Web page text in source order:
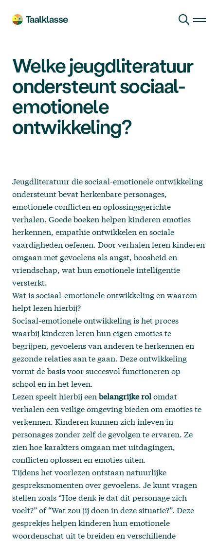
Welke jeugdliteratuur
ondersteunt sociaal-
emotionele
ontwikkeling?
Jeugdliteratuur die sociaal-emotionele ontwikkeling
ondersteunt bevat herkenbare personages,
emotionele conflicten en oplossingsgerichte
verhalen. Goede boeken helpen kinderen emoties
herkennen, empathie ontwikkelen en sociale
vaardigheden oefenen. Door verhalen leren kinderen
omgaan met gevoelens als angst, boosheid en
vriendschap, wat hun emotionele intelligentie
versterkt.
Wat is sociaal-emotionele ontwikkeling en waarom
helpt lezen hierbij?
Sociaal-emotionele ontwikkeling is het proces
waarbij kinderen leren hun eigen emoties te
begrijpen, gevoelens van anderen te herkennen en
gezonde relaties aan te gaan. Deze ontwikkeling
vormt de basis voor succesvol functioneren op
school en in het leven.
Lezen speelt hierbij een belangrijke rolomdat
verhalen een veilige omgeving bieden om emoties te
verkennen. Kinderen kunnen zich inleven in
personages zonder zelf de gevolgen te ervaren. Ze
zien hoe karakters omgaan met uitdagingen,
conflicten oplossen en emoties uiten.
Tijdens het voorlezen ontstaan natuurlijke
gespreksmomenten over gevoelens. Je kunt vragen
stellen zoals “Hoe denk je dat dit personage zich
voelt?” of “Wat zou jij doen in deze situatie?”. Deze
gesprekjes helpen kinderen hun emotionele
woordenschat uit te breiden en verschillende